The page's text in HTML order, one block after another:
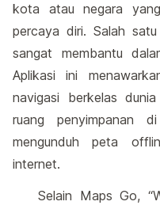
kota atau negara
percaya diri. Salah
sangat membantu
Aplikasi ini
navigasi berkelas
ruang penyimpanan
mengunduh peta
internet.
Selain Maps Go,